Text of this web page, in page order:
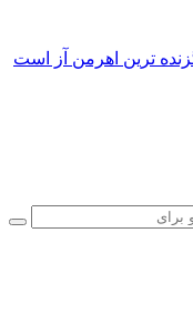
ترین اهرمن آز است